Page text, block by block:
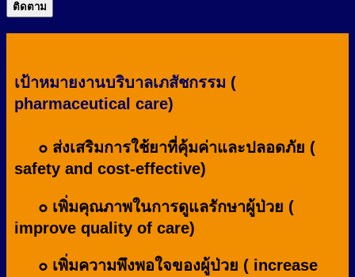
ติดตาม
เป้าหมายงานบริบาลเภสัชกรรม (
pharmaceutical care)
๐ ส่งเสริมการใช้ยาที่คุ้มค่าและปลอดภัย (
safety and cost-effective)
๐ เพิ่มคุณภาพในการดูแลรักษาผู้ป่วย (
improve quality of care)
๐ เพิ่มความพึงพอใจของผู้ป่วย ( increase